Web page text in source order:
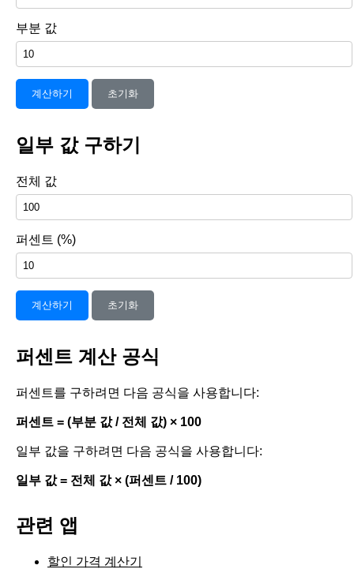
부분 값
계산하기 초기화
일부 값 구하기
전체 값
퍼센트 (%)
계산하기 초기화
퍼센트 계산 공식
퍼센트를 구하려면 다음 공식을 사용합니다:
퍼센트 = (부분 값 / 전체 값) × 100
일부 값을 구하려면 다음 공식을 사용합니다:
일부 값 = 전체 값 × (퍼센트 / 100)
관련 앱
할인 가격 계산기